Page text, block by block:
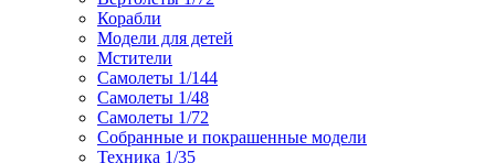
Корабли
Модели для детей
Мстители
Самолеты 1/144
Самолеты 1/48
Самолеты 1/72
Собранные и покрашенные модели
Техника 1/35